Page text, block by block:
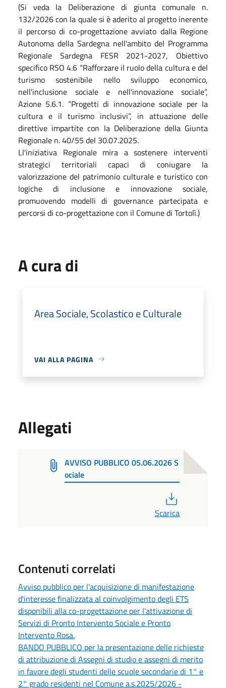
(Si veda la Deliberazione di giunta comunale n.
132/2026 con la quale si è aderito al progetto inerente
il percorso di co-progettazione avviato dalla Regione
Autonoma della Sardegna nell'ambito del Programma
Regionale Sardegna FESR 2021-2027, Obiettivo
specifico RSO 4.6 “Rafforzare il ruolo della cultura e del
turismo sostenibile nello sviluppo economico,
nell'inclusione sociale e nell'innovazione sociale”,
Azione 5.6.1. “Progetti di innovazione sociale per la
cultura e il turismo inclusivi”, in attuazione delle
direttive impartite con la Deliberazione della Giunta
Regionale n. 40/55 del 30.07.2025.
Ll'iniziativa Regionale mira a sostenere interventi
strategici territoriali capaci di coniugare la
valorizzazione del patrimonio culturale e turistico con
logiche di inclusione e innovazione sociale,
promuovendo modelli di governance partecipata e
percorsi di co-progettazione con il Comune di Tortolì.)
A cura di
Area Sociale, Scolastico e Culturale
VAI ALLA PAGINA
Allegati
AVVISO PUBBLICO 05.06.2026 S
ociale
Scarica
Contenuti correlati
Avviso pubblico per l'acquisizione di manifestazione
d'interesse finalizzata al coinvolgimento degli ETS
disponibili alla co-progettazione per l'attivazione di
Servizi di Pronto Intervento Sociale e Pronto
Intervento Rosa.
BANDO PUBBLICO per la presentazione delle richieste
di attribuzione di Assegni di studio e assegni di merito
in favore degli studenti delle scuole secondarie di 1° e
2° grado residenti nel Comune a.s.2025/2026 -